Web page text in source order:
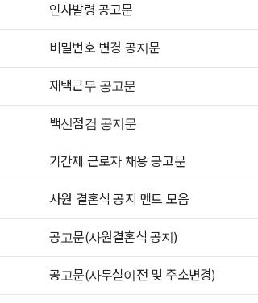
인사발령 공고문
비밀번호 변경 공지문
재택근무 공고문
백신점검 공지문
기간제 근로자 채용 공고문
사원 결혼식 공지 멘트 모음
공고문(사원결혼식 공지)
공고문(사무실이전 및 주소변경)